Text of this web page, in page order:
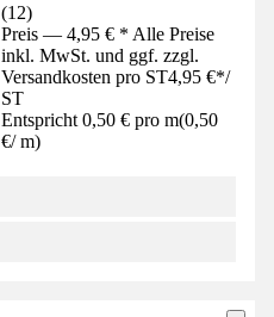
(12)
Preis — 4,95 € * Alle Preise
inkl. MwSt. und ggf. zzgl.
Versandkosten pro ST4,95 €*/
ST
Entspricht 0,50 € pro m(0,50
€/ m)